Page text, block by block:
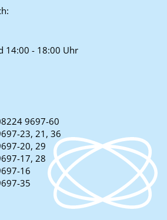
14:00 - 18:00 Uhr
9697-60
23, 21, 36
20, 29
17, 28
16
35